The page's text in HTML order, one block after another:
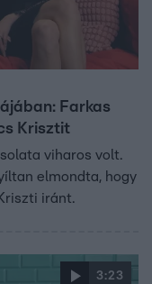
Farkas
Krisztit
viharos volt.
elmondta, hogy
iránt.
3:23